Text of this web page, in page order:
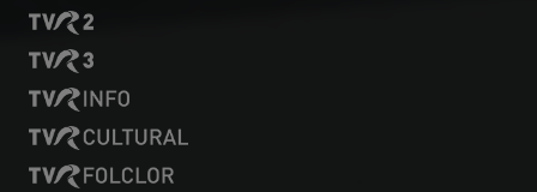
FĂRĂ PREJUDECĂȚI
Realizează și moderează emisiunea "Transparențe".